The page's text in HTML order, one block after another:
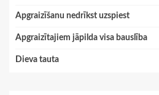
Apgraizīšanu nedrīkst uzspiest
Apgraizītajiem jāpilda visa bauslība
Dieva tauta